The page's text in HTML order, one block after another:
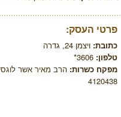
פרטי העסק:
כתובת: ויצמן 24, גדרה
טלפון: 3606*
מפקח כשרות:
4120438